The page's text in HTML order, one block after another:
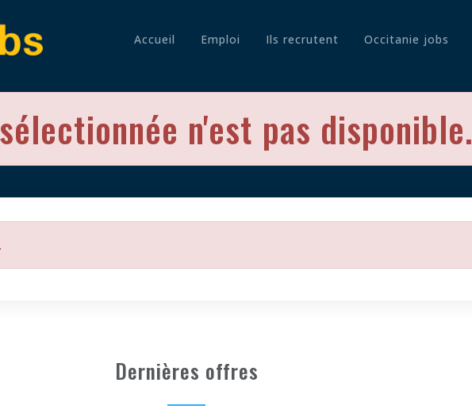
Accueil Emploi Ils recrutent Occitanie jobs
n'est pas disponible.
Dernières offres